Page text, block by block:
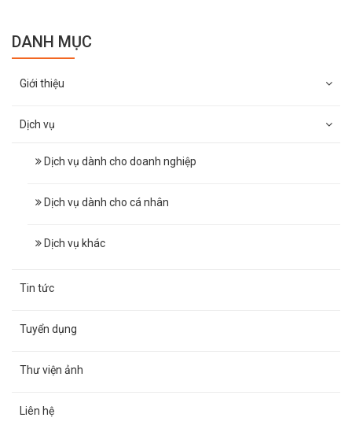
DANH MỤC
Giới thiệu
Dịch vụ
Dịch vụ dành cho doanh nghiệp
Dịch vụ dành cho cá nhân
Dịch vụ khác
Tin tức
Tuyển dụng
Thư viện ảnh
Liên hệ